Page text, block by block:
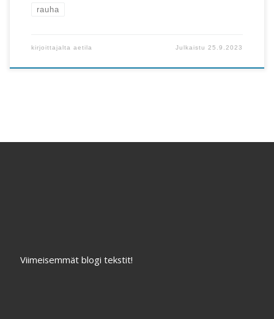
rauha
kirjoittajalta aetila Julkaistu25.9.2023
Viimeisemmät blogi tekstit!